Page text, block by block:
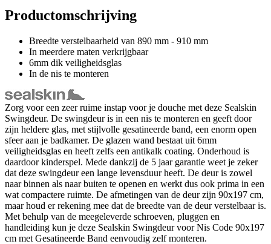
Productomschrijving
Breedte verstelbaarheid van 890 mm - 910 mm
In meerdere maten verkrijgbaar
6mm dik veiligheidsglas
In de nis te monteren
Zorg voor een zeer ruime instap voor je douche met deze Sealskin
Swingdeur. De swingdeur is in een nis te monteren en geeft door
zijn heldere glas, met stijlvolle gesatineerde band, een enorm open
sfeer aan je badkamer. De glazen wand bestaat uit 6mm
veiligheidsglas en heeft zelfs een antikalk coating. Onderhoud is
daardoor kinderspel. Mede dankzij de 5 jaar garantie weet je zeker
dat deze swingdeur een lange levensduur heeft. De deur is zowel
naar binnen als naar buiten te openen en werkt dus ook prima in een
wat compactere ruimte. De afmetingen van de deur zijn 90x197 cm,
maar houd er rekening mee dat de breedte van de deur verstelbaar is.
Met behulp van de meegeleverde schroeven, pluggen en
handleiding kun je deze Sealskin Swingdeur voor Nis Code 90x197
cm met Gesatineerde Band eenvoudig zelf monteren.